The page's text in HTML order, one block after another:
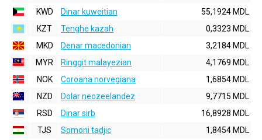
KWD
Dinar kuweitian
55,1924 MDL
KZT
Tenghe kazah
0,3323 MDL
MKD
Denar macedonian
3,2184 MDL
MYR
Ringgit malayezian
4,1769 MDL
NOK
Coroana norvegiana
1,6854 MDL
NZD
Dolar neozeelandez
9,7715 MDL
RSD
Dinar sirb
16,8928 MDL
TJS
Somoni tadjic
1,8454 MDL